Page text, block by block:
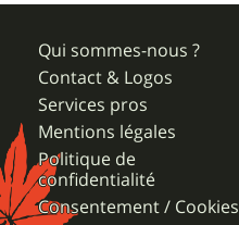
Qui sommes-nous ?
Contact & Logos
Services pros
Mentions légales
Politique de
confidentialité
Consentement / Cookies